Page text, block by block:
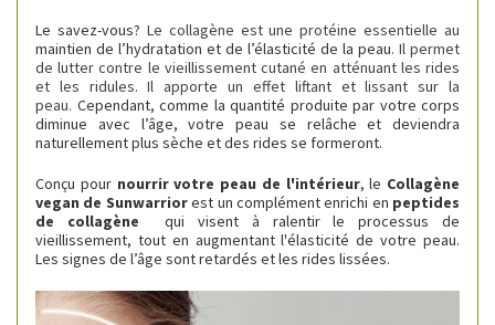
Le savez-vous? Le collagène est une protéine essentielle au
maintien de l’hydratation et de l’élasticité de la peau. Il permet
de lutter contre le vieillissement cutané en atténuant les rides
et les ridules. Il apporte un effet liftant et lissant sur la
peau. Cependant, comme la quantité produite par votre corps
diminue avec l’âge, votre peau se relâche et deviendra
naturellement plus sèche et des rides se formeront.
Conçu pour nourrir votre peau de l'intérieur, le Collagène
vegan de Sunwarriorest un complément enrichi en peptides
de collagène
qui visent à ralentir le processus de
vieillissement, tout en augmentant l'élasticité de votre peau.
Les signes de l’âge sont retardés et les rides lissées.